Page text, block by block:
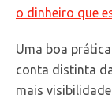
o dinheiro que
Uma boa
conta distinta
mais